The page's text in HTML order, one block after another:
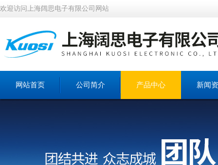
欢迎访问上海阔思电子有限公司网站
网站首页 公司简介 产品中心 新闻